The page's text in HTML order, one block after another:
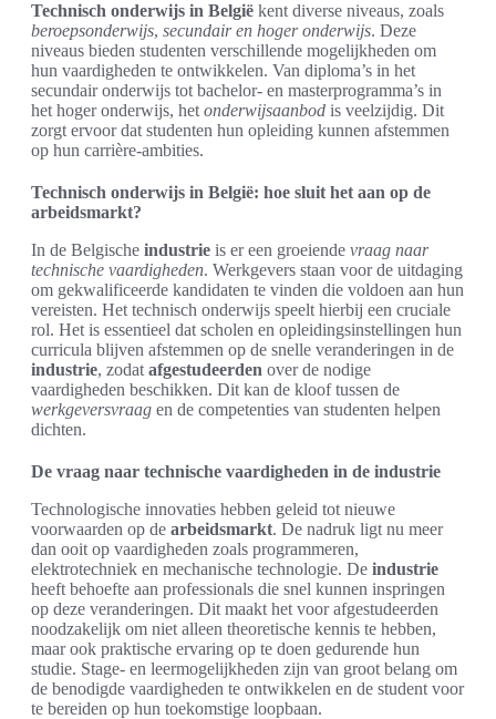
Technisch onderwijs in België kent diverse niveaus, zoals
beroepsonderwijs, secundair en hoger onderwijs. Deze
niveaus bieden studenten verschillende mogelijkheden om
hun vaardigheden te ontwikkelen. Van diploma’s in het
secundair onderwijs tot bachelor- en masterprogramma’s in
het hoger onderwijs, het onderwijsaanbod is veelzijdig. Dit
zorgt ervoor dat studenten hun opleiding kunnen afstemmen
op hun carrière-ambities.
Technisch onderwijs in België: hoe sluit het aan op de
arbeidsmarkt?
In de Belgische industrie is er een groeiende vraag naar
technische vaardigheden. Werkgevers staan voor de uitdaging
om gekwalificeerde kandidaten te vinden die voldoen aan hun
vereisten. Het technisch onderwijs speelt hierbij een cruciale
rol. Het is essentieel dat scholen en opleidingsinstellingen hun
curricula blijven afstemmen op de snelle veranderingen in de
industrie, zodat afgestudeerden over de nodige
vaardigheden beschikken. Dit kan de kloof tussen de
werkgeversvraag en de competenties van studenten helpen
dichten.
De vraag naar technische vaardigheden in de industrie
Technologische innovaties hebben geleid tot nieuwe
voorwaarden op de arbeidsmarkt. De nadruk ligt nu meer
dan ooit op vaardigheden zoals programmeren,
elektrotechniek en mechanische technologie. De industrie
heeft behoefte aan professionals die snel kunnen inspringen
op deze veranderingen. Dit maakt het voor afgestudeerden
noodzakelijk om niet alleen theoretische kennis te hebben,
maar ook praktische ervaring op te doen gedurende hun
studie. Stage- en leermogelijkheden zijn van groot belang om
de benodigde vaardigheden te ontwikkelen en de student voor
te bereiden op hun toekomstige loopbaan.